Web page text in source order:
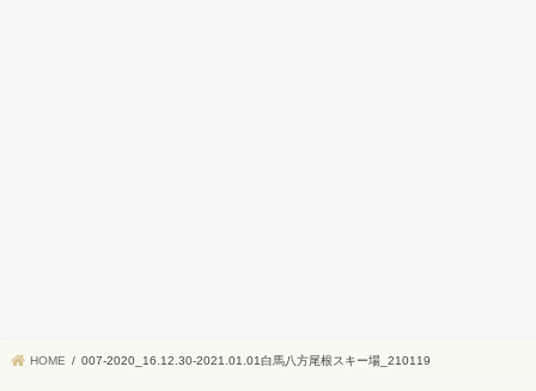
HOME 007-2020_16.12.30-2021.01.01白馬八方尾根スキー場_210119